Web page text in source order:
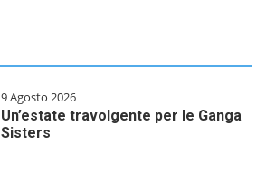
9 Agosto 2026
Un’estate travolgente per le Ganga
Sisters